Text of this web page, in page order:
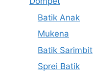
Batik Anak
Mukena
Batik Sarimbit
Sprei Batik